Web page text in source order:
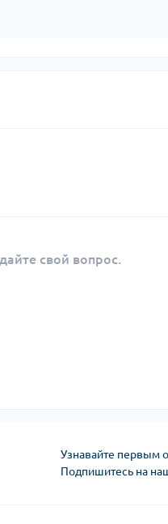
свой вопрос.
Узнавайте первым
Подпишитесь на